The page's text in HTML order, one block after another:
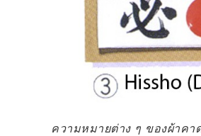
ความหมายต่าง ๆ ของผ้าคาด